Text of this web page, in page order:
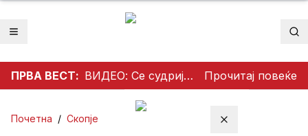
Отвори мени
ПРВА ВЕСТ: ВИДЕО: Се судрија патничко возило и камион на патот Гостивар – Страж Прочитај повеќе
Затвори мени
Почетна / Скопје